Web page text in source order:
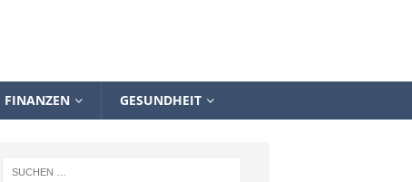
FINANZEN GESUNDHEIT